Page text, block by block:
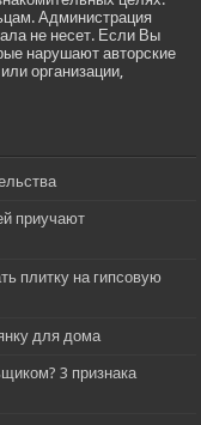
Администрация
не несет. Если Вы
нарушают авторские
организации,
приучают
плитку на гипсовую
для дома
3 признака